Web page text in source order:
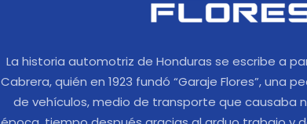
La historia automotriz de Honduras se escribe a
Cabrera, quién en 1923 fundó “Garaje Flores”, una
de vehículos, medio de transporte que causaba